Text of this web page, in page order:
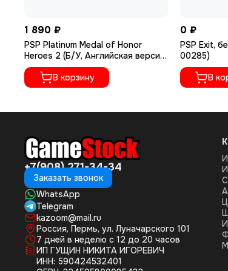
1 890 ₽
PSP Platinum Medal of Honor
Heroes 2 (Б/У, Английская версия,
ULES-00955)
В корзину
0 ₽
PSP Exit,
00285)
В
+7(908) 271-34-34
Заказать звонок
WhatsApp
Telegram
kazoom@mail.ru
Россия, Пермь, ул. Луначарского 101
7 дней в неделю с 12 до 20 часов
ИП ГУЩИН НИКИТА ИГОРЕВИЧ
ИНН: 590424532401